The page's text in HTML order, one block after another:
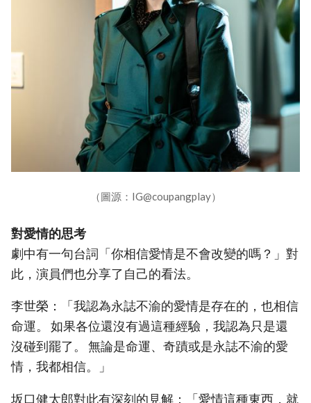
（圖源：IG@coupangplay）
對愛情的思考
劇中有一句台詞「你相信愛情是不會改變的嗎？」對
此，演員們也分享了自己的看法。
李世榮：「我認為永誌不渝的愛情是存在的，也相信
命運。 如果各位還沒有過這種經驗，我認為只是還
沒碰到罷了。 無論是命運、奇蹟或是永誌不渝的愛
情，我都相信。」
坂口健太郎對此有深刻的見解：「愛情這種東西，就